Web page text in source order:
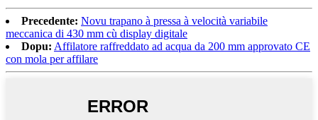
Precedente: Novu trapano à pressa à velocità variabile
meccanica di 430 mm cù display digitale
Dopu: Affilatore raffreddato ad acqua da 200 mm approvato CE
con mola per affilare